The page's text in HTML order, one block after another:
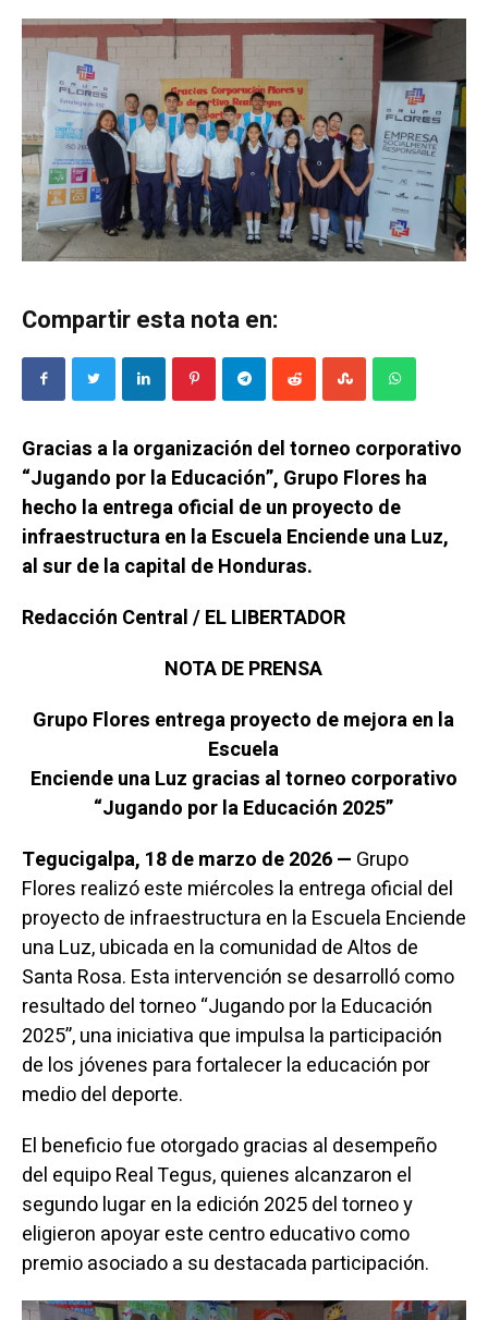
Compartir esta nota en:
Gracias a la organización del torneo corporativo
“Jugando por la Educación”, Grupo Flores ha
hecho la entrega oficial de un proyecto de
infraestructura en la Escuela Enciende una Luz,
al sur de la capital de Honduras.
Redacción Central / EL LIBERTADOR
NOTA DE PRENSA
Grupo Flores entrega proyecto de mejora en la
Escuela
Enciende una Luz gracias al torneo corporativo
“Jugando por la Educación 2025”
Tegucigalpa, 18 de marzo de 2026 — Grupo
Flores realizó este miércoles la entrega oficial del
proyecto de infraestructura en la Escuela Enciende
una Luz, ubicada en la comunidad de Altos de
Santa Rosa. Esta intervención se desarrolló como
resultado del torneo “Jugando por la Educación
2025”, una iniciativa que impulsa la participación
de los jóvenes para fortalecer la educación por
medio del deporte.
El beneficio fue otorgado gracias al desempeño
del equipo Real Tegus, quienes alcanzaron el
segundo lugar en la edición 2025 del torneo y
eligieron apoyar este centro educativo como
premio asociado a su destacada participación.